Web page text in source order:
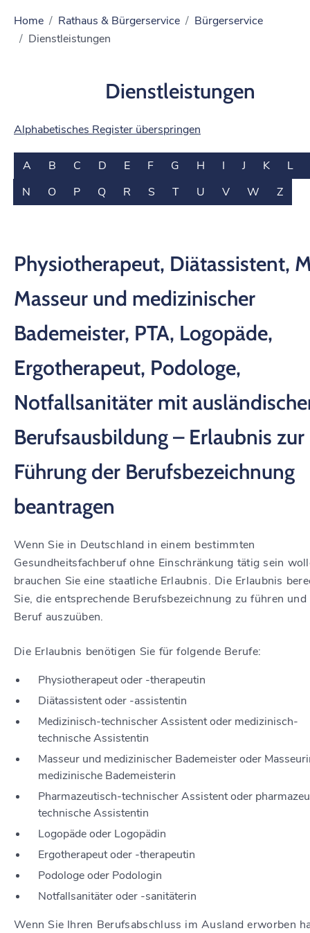
Home Rathaus & Bürgerservice
Bürgerservice
Dienstleistungen
Dienstleistungen
Alphabetisches Register überspringen
A B C D E F G H I J K
L
N
O P Q R S T U V W Z
Physiotherapeut, Diätassistent,
Masseur und medizinischer
Bademeister, PTA, Logopäde,
Ergotherapeut, Podologe,
Notfallsanitäter mit
Berufsausbildung – Erlaubnis zur
Führung der Berufsbezeichnung
beantragen
Wenn Sie in Deutschland in einem bestimmten
Gesundheitsfachberuf ohne Einschränkung tätig sein
brauchen Sie eine staatliche Erlaubnis. Die Erlaubnis
Sie, die entsprechende Berufsbezeichnung zu führen und
Beruf auszuüben.
Die Erlaubnis benötigen Sie für folgende Berufe:
Physiotherapeut oder -therapeutin
Diätassistent oder -assistentin
Medizinisch-technischer Assistent oder medizinisch-
technische Assistentin
Masseur und medizinischer Bademeister oder
medizinische Bademeisterin
Pharmazeutisch-technischer Assistent oder
technische Assistentin
Logopäde oder Logopädin
Ergotherapeut oder -therapeutin
Podologe oder Podologin
Notfallsanitäter oder -sanitäterin
Wenn Sie Ihren Berufsabschluss im Ausland erworben